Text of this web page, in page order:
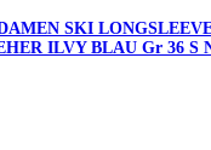
SKI
ILVY BLAU Gr 36 S